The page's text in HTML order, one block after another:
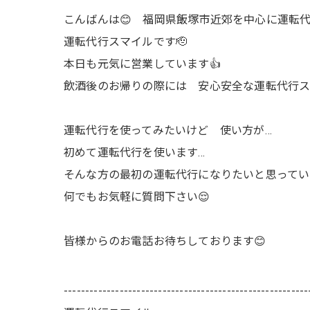
こんばんは😊 福岡県飯塚市近郊を中心に運転
運転代行スマイルです🫡
本日も元気に営業しています👍
飲酒後のお帰りの際には 安心安全な運転代行
運転代行を使ってみたいけど 使い方が…
初めて運転代行を使います…
そんな方の最初の運転代行になりたいと思って
何でもお気軽に質問下さい😌
皆様からのお電話お待ちしております😊